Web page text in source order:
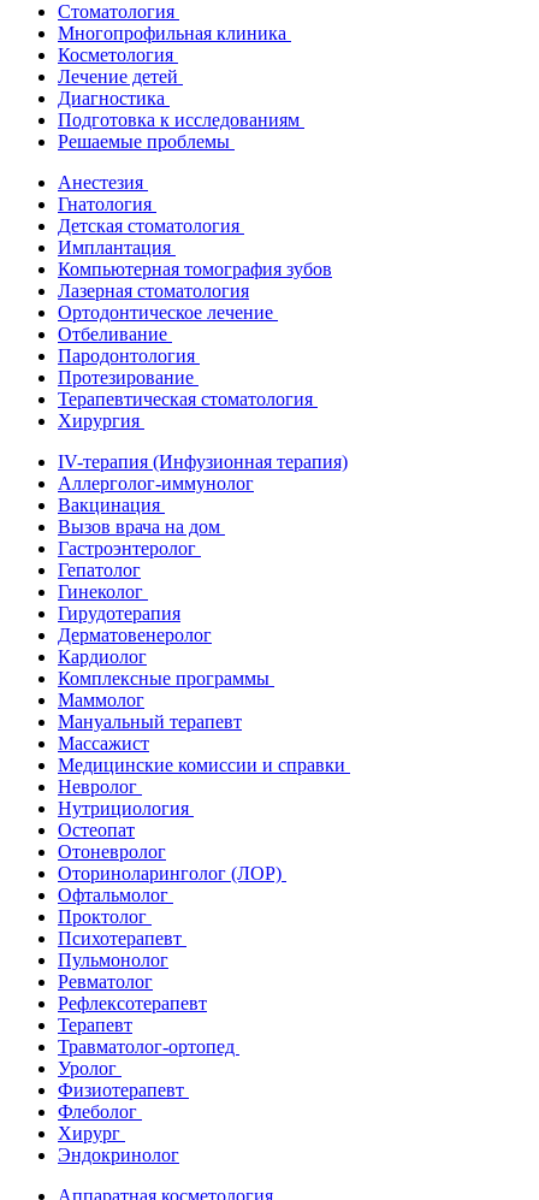
Стоматология
Многопрофильная клиника
Косметология
Лечение детей
Диагностика
Подготовка к исследованиям
Решаемые проблемы
Анестезия
Гнатология
Детская стоматология
Имплантация
Компьютерная томография зубов
Лазерная стоматология
Ортодонтическое лечение
Отбеливание
Пародонтология
Протезирование
Терапевтическая стоматология
Хирургия
IV-терапия (Инфузионная терапия)
Аллерголог-иммунолог
Вакцинация
Вызов врача на дом
Гастроэнтеролог
Гепатолог
Гинеколог
Гирудотерапия
Дерматовенеролог
Кардиолог
Комплексные программы
Маммолог
Мануальный терапевт
Массажист
Медицинские комиссии и справки
Невролог
Нутрициология
Остеопат
Отоневролог
Оториноларинголог (ЛОР)
Офтальмолог
Проктолог
Психотерапевт
Пульмонолог
Ревматолог
Рефлексотерапевт
Терапевт
Травматолог-ортопед
Уролог
Физиотерапевт
Флеболог
Хирург
Эндокринолог
Аппаратная косметология